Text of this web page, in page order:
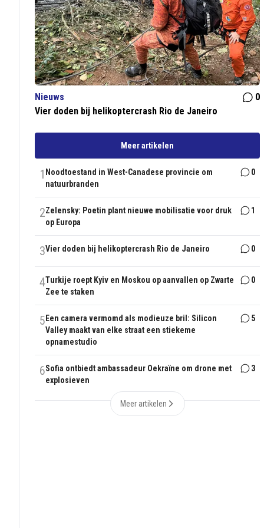
Nieuws
0
Vier doden bij helikoptercrash Rio de Janeiro
Meer artikelen
1 Noodtoestand in West-Canadese provincie om
natuurbranden
0
2Zelensky: Poetin plant nieuwe mobilisatie voor druk
op Europa
1
3Vier doden bij helikoptercrash Rio de Janeiro 0
4Turkije roept Kyiv en Moskou op aanvallen op Zwarte
Zee te staken
0
5 Een camera vermomd als modieuze bril: Silicon
Valley maakt van elke straat een stiekeme
opnamestudio
5
6Sofia ontbiedt ambassadeur Oekraïne om drone met
explosieven
3
Meer artikelen